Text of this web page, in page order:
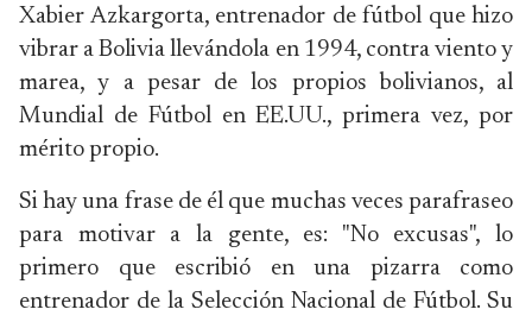
Xabier Azkargorta, entrenador de fútbol que hizo
vibrar a Bolivia llevándola en 1994, contra viento y
marea, y a pesar de los propios bolivianos, al
Mundial de Fútbol en EE.UU., primera vez, por
mérito propio.
Si hay una frase de él que muchas veces parafraseo
para motivar a la gente, es: "No excusas", lo
primero que escribió en una pizarra como
entrenador de la Selección Nacional de Fútbol. Su